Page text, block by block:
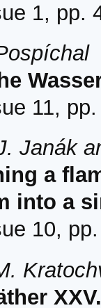
1, pp.
11,
Janák
a
into a
10,